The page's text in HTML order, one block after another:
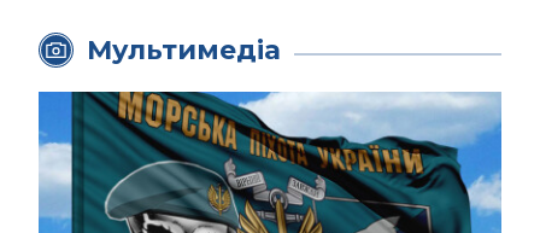
Мультимедіа